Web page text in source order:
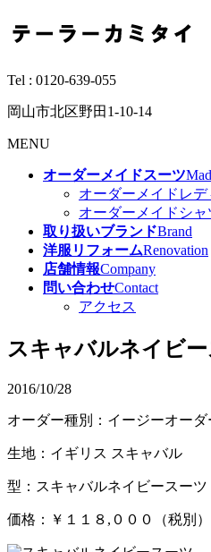
Tel : 0120-639-055
岡山市北区野田1-10-14
MENU
オーダーメイドスーツ
オーダーメイドレ
オーダーメイドシャ
取り扱いブランドBrand
洋服リフォームRenovation
店舗情報Company
問い合わせContact
アクセス
スキャバルネイビ
2016/10/28
オーダー種別：イージーオーダ
生地：イギリス スキャバル
型：スキャバルネイビースーツ
価格：￥１１８,０００（税別）